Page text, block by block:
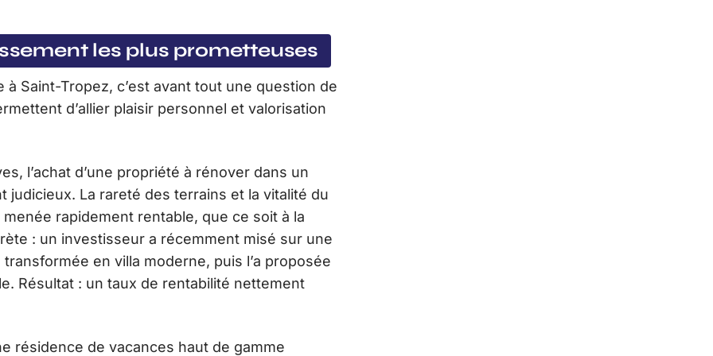
les plus prometteuses
Saint-Tropez, c’est avant tout une question de
d’allier plaisir personnel et valorisation
l’achat d’une propriété à rénover dans un
La rareté des terrains et la vitalité du
rapidement rentable, que ce soit à la
: un investisseur a récemment misé sur une
en villa moderne, puis l’a proposée
Résultat : un taux de rentabilité nettement
résidence de vacances haut de gamme